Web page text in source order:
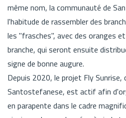
même nom, la communauté de
l'habitude de rassembler des
les "frasches", avec des oranges
branche, qui seront ensuite
signe de bonne augure.
Depuis 2020, le projet Fly Sunrise,
Santostefanese, est actif afin
en parapente dans le cadre